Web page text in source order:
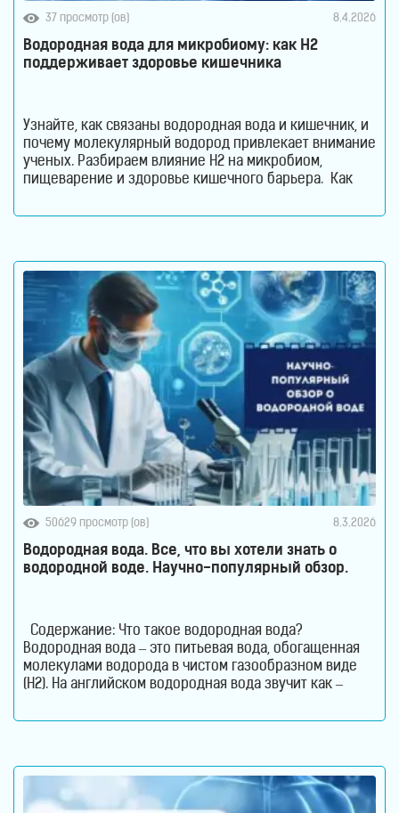
37 просмотр (ов) 8.4.2026
Водородная вода для микробиому: как H2
поддерживает здоровье кишечника
Узнайте, как связаны водородная вода и кишечник, и
почему молекулярный водород привлекает внимание
ученых. Разбираем влияние H2 на микробиом,
пищеварение и здоровье кишечного барьера. Как
Кишечник давно перестал считаться органом,
важнейших систем организма. Именно здесь
50629 просмотр (ов) 8.3.2026
Водородная вода. Все, что вы хотели знать о
водородной воде. Научно-популярный обзор.
Содержание: Что такое водородная вода?
Водородная вода – это питьевая вода, обогащенная
молекулами водорода в чистом газообразном виде
(H2). На английском водородная вода звучит как –
воде молекулы водорода не вступают в химическую